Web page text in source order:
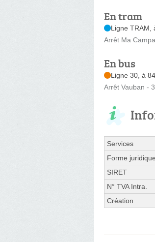
En tram
Ligne TRAM,
Arrêt Ma
En bus
Ligne 30, à
Arrêt Vauban -
Services
Forme juridique
SIRET
N° TVA Intra.
Création